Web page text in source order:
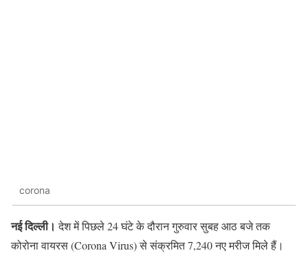
corona
नई दिल्ली। देश में पिछले 24 घंटे के दौरान गुरुवार सुबह आठ बजे तक
कोरोना वायरस (Corona Virus) से संक्रमित 7,240 नए मरीज मिले हैं।